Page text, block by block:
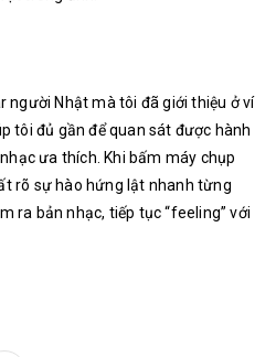
người Nhật mà tôi đã giới thiệu ở ví
tôi đủ gần để quan sát được hành
ưa thích. Khi bấm máy chụp
rõ sự hào hứng lật nhanh từng
ra bản nhạc, tiếp tục “feeling” với